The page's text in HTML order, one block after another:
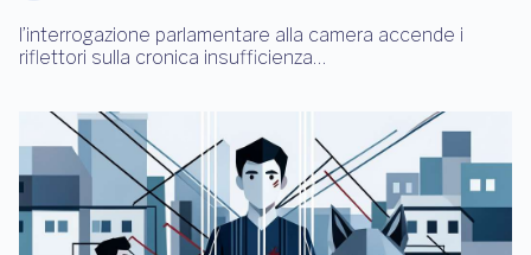
l’interrogazione parlamentare alla camera accende i
riflettori sulla cronica insufficienza…